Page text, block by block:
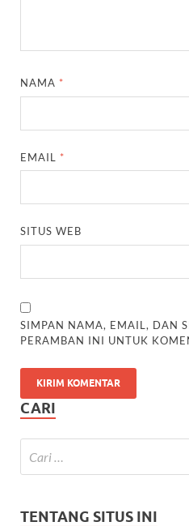
NAMA *
EMAIL *
SITUS WEB
SIMPAN NAMA, EMAIL, DAN
PERAMBAN INI UNTUK
CARI
TENTANG SITUS INI